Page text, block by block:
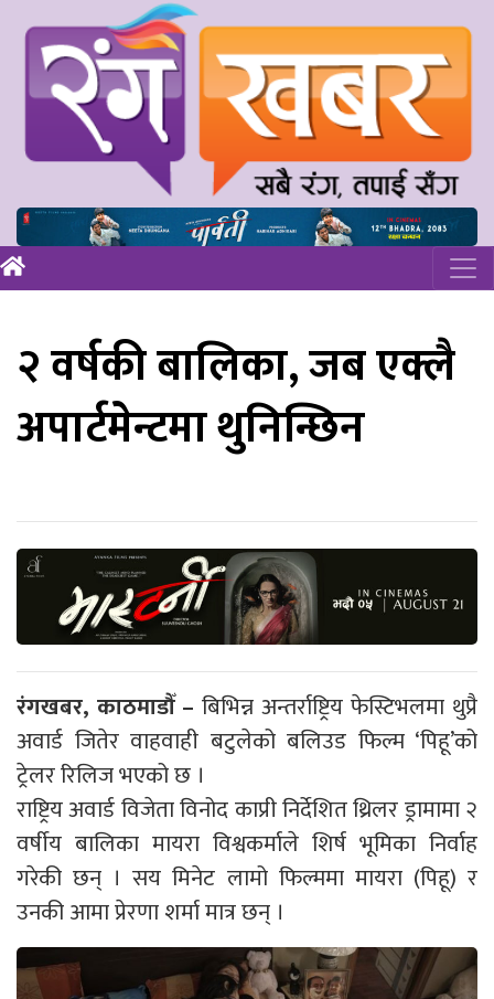
२ वर्षकी बालिका, जब एक्लै
अपार्टमेन्टमा थुनिन्छिन
रंगखबर, काठमाडौँ – बिभिन्न अन्तर्राष्ट्रिय फेस्टिभलमा थुप्रै
अवार्ड जितेर वाहवाही बटुलेको बलिउड फिल्म ‘पिहू’को
ट्रेलर रिलिज भएको छ ।
राष्ट्रिय अवार्ड विजेता विनोद काप्री निर्देशित थ्रिलर ड्रामामा २
वर्षीय बालिका मायरा विश्वकर्माले शिर्ष भूमिका निर्वाह
गरेकी छन् । सय मिनेट लामो फिल्ममा मायरा (पिहू) र
उनकी आमा प्रेरणा शर्मा मात्र छन् ।